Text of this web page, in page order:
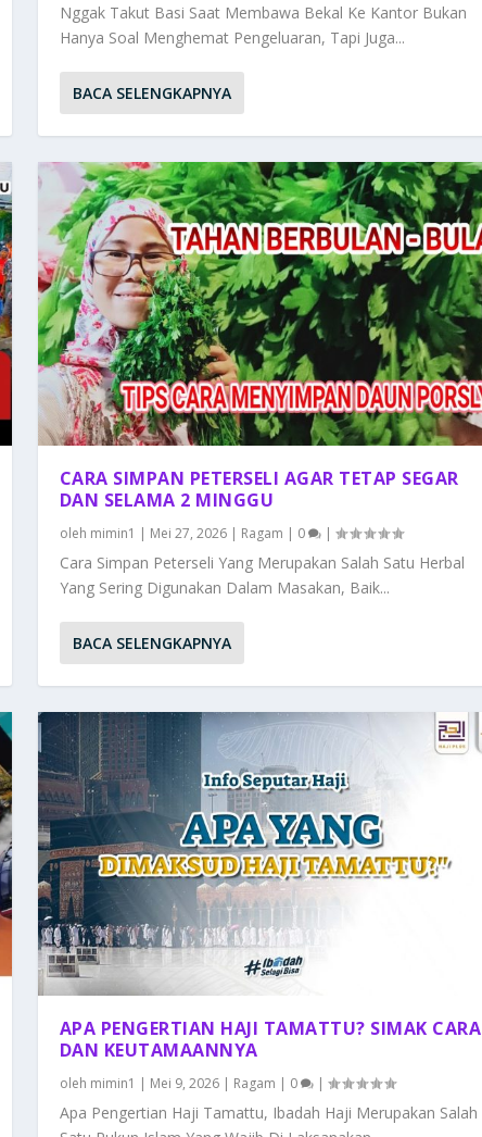
Nggak Takut Basi Saat Membawa Bekal Ke Kantor Bukan
Hanya Soal Menghemat Pengeluaran, Tapi Juga...
BACA SELENGKAPNYA
CARA SIMPAN PETERSELI AGAR TETAP SEGAR
DAN SELAMA 2 MINGGU
oleh mimin1 | Mei 27, 2026| Ragam | 0 |
Cara Simpan Peterseli Yang Merupakan Salah Satu Herbal
Yang Sering Digunakan Dalam Masakan, Baik...
BACA SELENGKAPNYA
APA PENGERTIAN HAJI TAMATTU? SIMAK CARA
DAN KEUTAMAANNYA
oleh mimin1 | Mei 9, 2026| Ragam | 0 |
Apa Pengertian Haji Tamattu, Ibadah Haji Merupakan Salah